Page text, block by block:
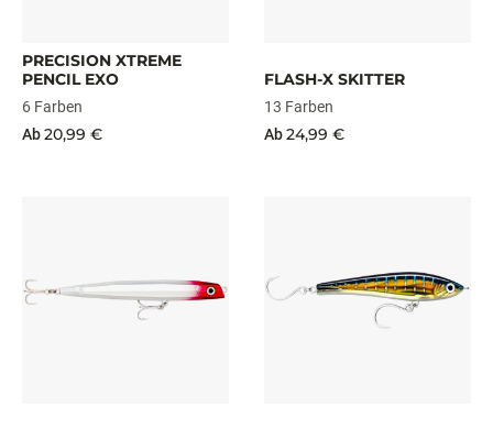
PRECISION XTREME
PENCIL EXO
6 Farben
Ab20,99 €
FLASH-X SKITTER
13 Farben
Ab24,99 €